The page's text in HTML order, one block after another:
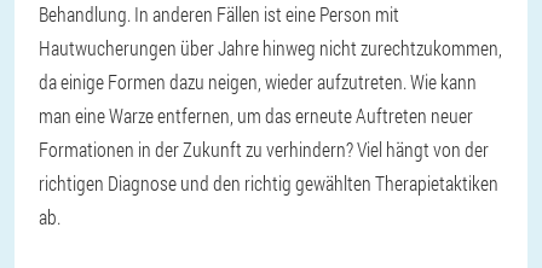
Behandlung. In anderen Fällen ist eine Person mit
Hautwucherungen über Jahre hinweg nicht zurechtzukommen,
da einige Formen dazu neigen, wieder aufzutreten. Wie kann
man eine Warze entfernen, um das erneute Auftreten neuer
Formationen in der Zukunft zu verhindern? Viel hängt von der
richtigen Diagnose und den richtig gewählten Therapietaktiken
ab.